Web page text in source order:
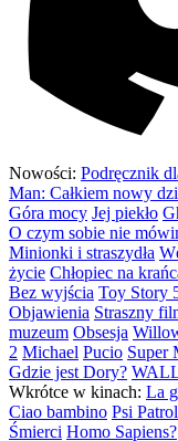
Nowości: Podręcznik
Man: Całkiem nowy
Góra mocy Jej piekło
O czym sobie nie
Minionki i straszydła
życie Chłopiec na
Bez wyjścia Toy Story
Objawienia Straszny
muzeum Obsesja
2 Michael Pucio Super
Gdzie jest Dory?
Wkrótce w kinach: La
Ciao bambino Psi
Śmierci Homo Sapiens?